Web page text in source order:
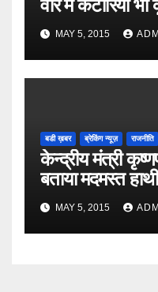
वार में कटारिया
MAY 5, 2015
बडी ख़बर ब्रेकिंग न्यूज़ राजनीति
केन्द्रीय मंत्री
बताया मदमस्त हाथी
MAY 5, 2015